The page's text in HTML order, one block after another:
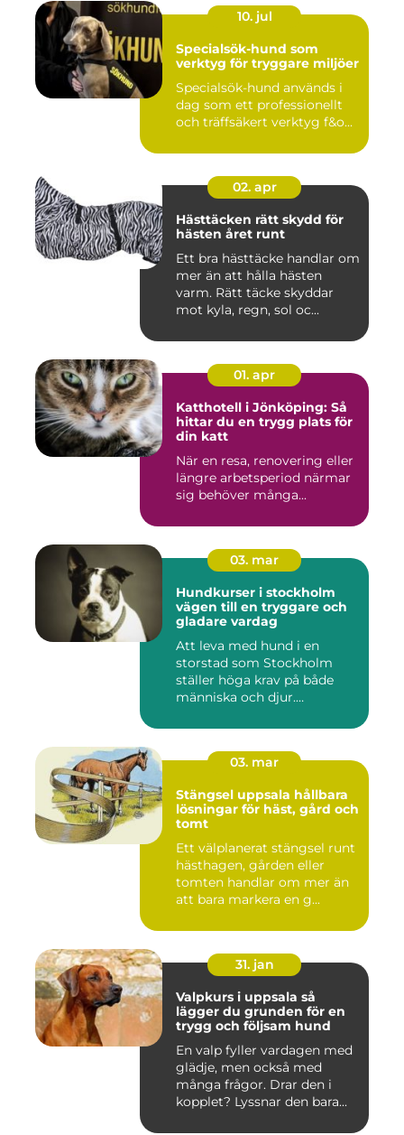
10. jul
Specialsök-hund som
verktyg för tryggare miljöer
Specialsök-hund används i
dag som ett professionellt
och träffsäkert verktyg f&o...
02. apr
Hästtäcken rätt skydd för
hästen året runt
Ett bra hästtäcke handlar om
mer än att hålla hästen
varm. Rätt täcke skyddar
mot kyla, regn, sol oc...
01. apr
Katthotell i Jönköping: Så
hittar du en trygg plats för
din katt
När en resa, renovering eller
längre arbetsperiod närmar
sig behöver många...
03. mar
Hundkurser i stockholm
vägen till en tryggare och
gladare vardag
Att leva med hund i en
storstad som Stockholm
ställer höga krav på både
människa och djur.
03. mar
Stängsel uppsala hållbara
lösningar för häst, gård och
tomt
Ett välplanerat stängsel runt
hästhagen, gården eller
tomten handlar om mer än
att bara markera en g...
31. jan
Valpkurs i uppsala så
lägger du grunden för en
trygg och följsam hund
En valp fyller vardagen med
glädje, men också med
många frågor. Drar den i
kopplet? Lyssnar den bara...